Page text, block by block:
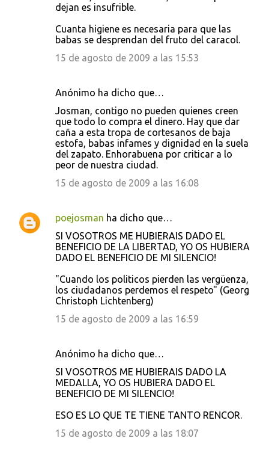
dejan es insufrible.
Cuanta higiene es necesaria para que las
babas se desprendan del fruto del caracol.
15 de agosto de 2009 a las 15:53
Anónimo ha dicho que…
Josman, contigo no pueden quienes creen
que todo lo compra el dinero. Hay que dar
caña a esta tropa de cortesanos de baja
estofa, babas infames y dignidad en la suela
del zapato. Enhorabuena por criticar a lo
peor de nuestra ciudad.
15 de agosto de 2009 a las 16:08
poejosman ha dicho que…
SI VOSOTROS ME HUBIERAIS DADO EL
BENEFICIO DE LA LIBERTAD, YO OS HUBIERA
DADO EL BENEFICIO DE MI SILENCIO!
"Cuando los politicos pierden las vergüenza,
los ciudadanos perdemos el respeto" (Georg
Christoph Lichtenberg)
15 de agosto de 2009 a las 16:59
Anónimo ha dicho que…
SI VOSOTROS ME HUBIERAIS DADO LA
MEDALLA, YO OS HUBIERA DADO EL
BENEFICIO DE MI SILENCIO!
ESO ES LO QUE TE TIENE TANTO RENCOR.
15 de agosto de 2009 a las 18:07